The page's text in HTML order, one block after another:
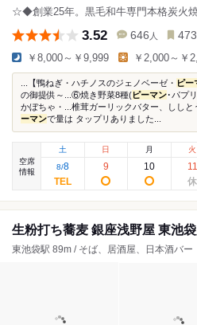
☆◆創業25年。黒毛和牛専門本格炭火
3.52 646 人
￥8,000～￥9,999 ￥2,000～￥
...【鴨ねぎ・ハチノスのジェノベーゼ・ ピー
の御提供～...⑥焼き野菜8種(ピーマン･パプ
かぼちゃ・...椎茸ガーリックバター、ししと
ーマンで量は タップリありました...
空席
情報
土
8/8
日
9
月
10
火
11
生粉打ち蕎麦 銀座浅野屋 東池
東池袋駅 89m / そば、居酒屋、日本酒バー